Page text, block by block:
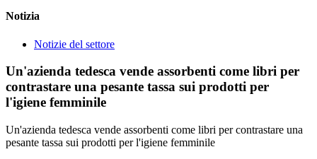
Notizia
Notizie del settore
Un'azienda tedesca vende assorbenti come libri per
contrastare una pesante tassa sui prodotti per
l'igiene femminile
Un'azienda tedesca vende assorbenti come libri per contrastare una
pesante tassa sui prodotti per l'igiene femminile